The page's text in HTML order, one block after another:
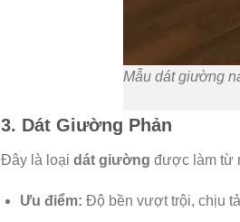
Mẫu dát giường
3. Dát Giường Phản
Đây là loại dát giường được làm từ
Ưu điểm: Độ bền vượt trội, chịu